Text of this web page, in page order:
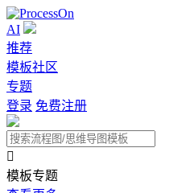
AI
推荐
模板社区
专题
登录 免费注册

模板专题